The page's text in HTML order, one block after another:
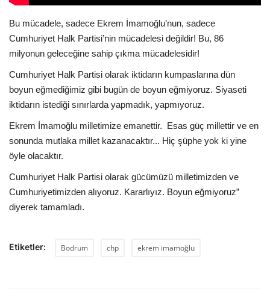
Bu mücadele, sadece Ekrem İmamoğlu’nun, sadece
Cumhuriyet Halk Partisi’nin mücadelesi değildir! Bu, 86
milyonun geleceğine sahip çıkma mücadelesidir!
Cumhuriyet Halk Partisi olarak iktidarın kumpaslarına dün
boyun eğmediğimiz gibi bugün de boyun eğmiyoruz. Siyaseti
iktidarın istediği sınırlarda yapmadık, yapmıyoruz.
Ekrem İmamoğlu milletimize emanettir. Esas güç millettir ve en
sonunda mutlaka millet kazanacaktır... Hiç şüphe yok ki yine
öyle olacaktır.
Cumhuriyet Halk Partisi olarak gücümüzü milletimizden ve
Cumhuriyetimizden alıyoruz. Kararlıyız. Boyun eğmiyoruz”
diyerek tamamladı.
Etiketler: Bodrum chp ekrem imamoğlu